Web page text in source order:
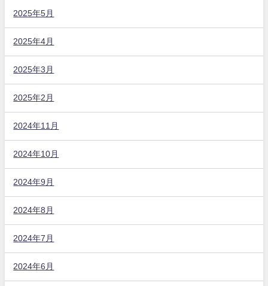
2025年5月
2025年4月
2025年3月
2025年2月
2024年11月
2024年10月
2024年9月
2024年8月
2024年7月
2024年6月